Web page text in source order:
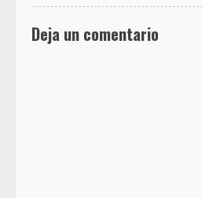
Deja un comentario